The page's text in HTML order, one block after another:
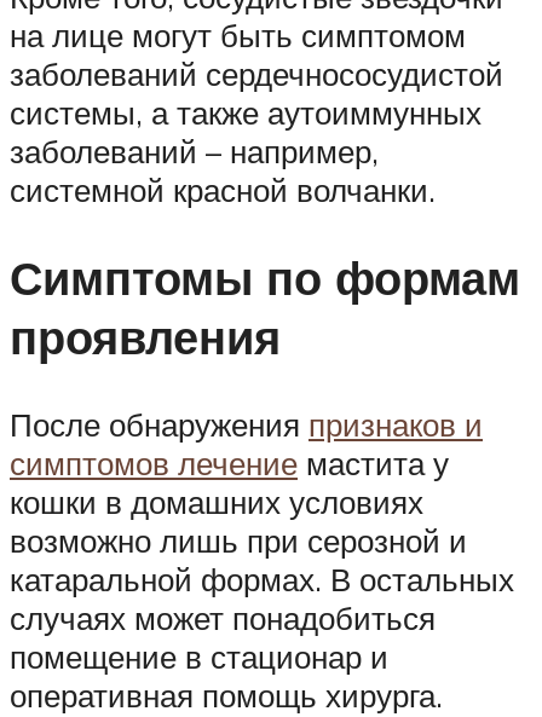
на лице могут быть симптомом
заболеваний сердечнососудистой
системы, а также аутоиммунных
заболеваний – например,
системной красной волчанки.
Симптомы по формам
проявления
После обнаружения признаков и
симптомов лечение мастита у
кошки в домашних условиях
возможно лишь при серозной и
катаральной формах. В остальных
случаях может понадобиться
помещение в стационар и
оперативная помощь хирурга.